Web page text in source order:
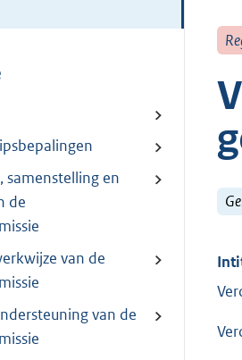
samenstelling en
de
van de
van de